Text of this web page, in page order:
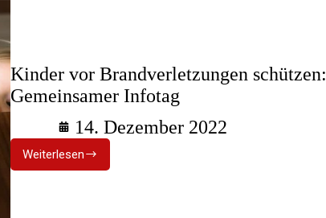
Kinder vor Brandverletzungen schützen:
Gemeinsamer Infotag
14. Dezember 2022
Weiterlesen
Kinder
vor